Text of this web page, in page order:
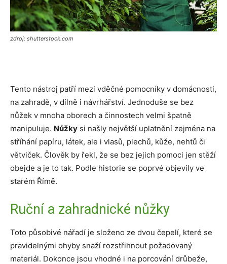
zdroj: shutterstock.com
Tento nástroj patří mezi vděčné pomocníky v domácnosti,
na zahradě, v dílně i návrhářství. Jednoduše se bez
nůžek v mnoha oborech a činnostech velmi špatně
manipuluje. Nůžky si našly největší uplatnění zejména na
stříhání papíru, látek, ale i vlasů, plechů, kůže, nehtů či
větviček. Člověk by řekl, že se bez jejich pomoci jen stěží
obejde a je to tak. Podle historie se poprvé objevily ve
starém Římě.
Ruční a zahradnické nůžky
Toto působivé nářadí je složeno ze dvou čepelí, které se
pravidelnými ohyby snaží rozstřihnout požadovaný
materiál. Dokonce jsou vhodné i na porcování drůbeže,